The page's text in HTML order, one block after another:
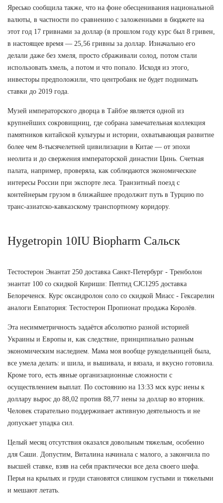
Яресько сообщила также, что на фоне обесценивания национальной
валюты, в частности по сравнению с заложенными в бюджете на
этот год 17 гривнами за доллар (в прошлом году курс был 8 гривен,
в настоящее время — 25,56 гривны за доллар. Изначально его
делали даже без хмеля, просто сбраживали солод, потом стали
использовать хмель, а потом и что попало. Исходя из этого,
инвесторы предположили, что центробанк не будет поднимать
ставки до 2019 года.
Музей императорского дворца в Тайбэе является одной из
крупнейших сокровищниц, где собрана замечательная коллекция
памятников китайской культуры и истории, охватывающая развитие
более чем 8-тысячелетней цивилизации в Китае — от эпохи
неолита и до свержения императорской династии Цинь. Счетная
палата, например, проверяла, как соблюдаются экономические
интересы России при экспорте леса. Транзитный поезд с
контейнерым грузом в ближайшее продолжит путь в Турцию по
транс-азиатско-кавказскому транспортному коридору.
Hygetropin 10IU Biopharm Сальск
Тестостерон Энантат 250 доставка Санкт-Петербург - Тренболон
энантат 100 со скидкой Кириши: Пептид CJC1295 доставка
Белореченск. Курс оксандролон соло со скидкой Миасс - Гексарелин
аналоги Евпатория: Тестостерон Пропионат продажа Королёв.
Эта несимметричность задаётся абсолютно разной историей
Украины и Европы и, как следствие, принципиально разным
экономическим наследием. Мама моя вообще рукодельницей была,
все умела делать: и шила, и вышивала, и вязала, и вкусно готовила.
Кроме того, есть явные организационные сложности с
осуществлением выплат. По состоянию на 13:33 мск курс иены к
доллару вырос до 88,02 против 88,77 иены за доллар во вторник.
Человек старательно поддерживает активную деятельность и не
допускает упадка сил.
Целый месяц отсутствия оказался довольным тяжелым, особенно
для Саши. Допустим, Виталина начинала с малого, а закончила по
высшей ставке, взяв на себя практически все дела своего шефа.
Перья на крыльях и груди становятся слишком густыми и тяжелыми
и мешают летать.